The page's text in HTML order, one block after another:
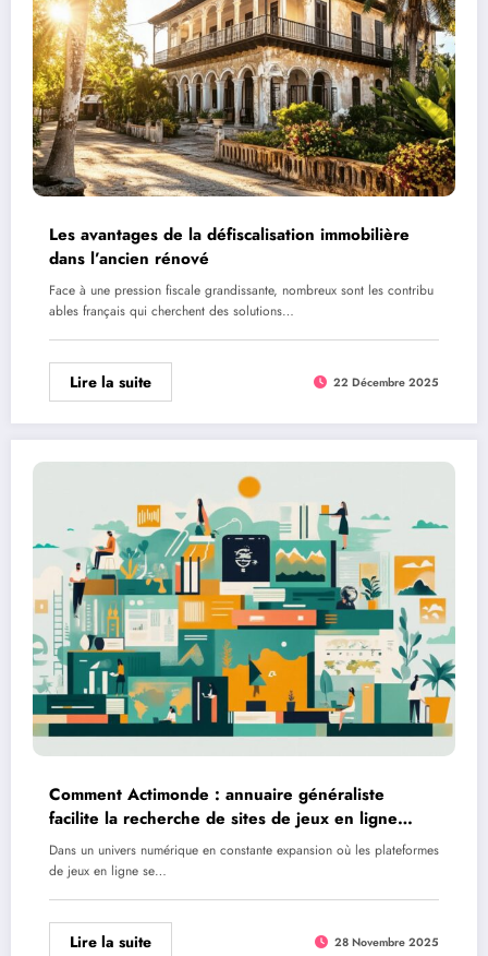
Les avantages de la défiscalisation immobilière
dans l’ancien rénové
Face à une pression fiscale grandissante, nombreux sont les contribu
ables français qui cherchent des solutions…
Lire la suite 22 Décembre 2025
Comment Actimonde : annuaire généraliste
facilite la recherche de sites de jeux en ligne
sécurisés
Dans un univers numérique en constante expansion où les plateformes
de jeux en ligne se…
Lire la suite 28 Novembre 2025